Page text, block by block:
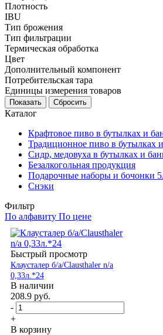
Плотность
IBU
Тип брожения
Тип фильтрации
Термическая обработка
Цвет
Дополнительный компонент
Потребительская тара
Единицы измерения товаров
Каталог
Крафтовое пиво в бутылках и
Традиционное пиво в бутылках
Сидр, медовуха в бутылках и
Безалкогольная продукция
Подарочные наборы и бочонки
Снэки
Фильтр
По алфавиту По цене
Быстрый просмотр
Клаусталер б/а/Clausthaler n/a
0,33л.*24
В наличии
208.9 руб.
-
+
В корзину